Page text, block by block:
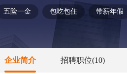
五险一金 包吃包住 带薪年假
企业简介 招聘职位(10)